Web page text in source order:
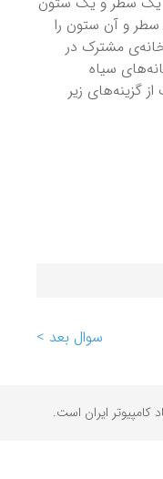
و آن ستون را
مشترک در
سیاه
گزینه‌های زیر
سوال بعد >
ایران است.